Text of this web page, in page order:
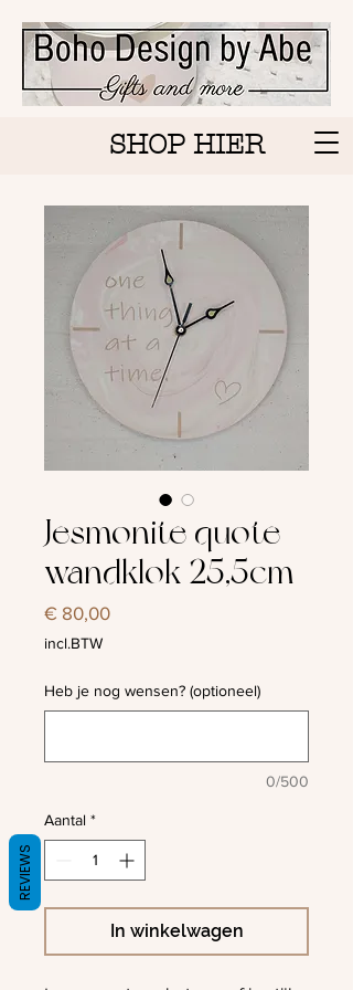
SHOP HIER
Jesmonite quote
wandklok 25,5cm
€ 80,00Prijs
incl.BTW
Heb je nog wensen? (optioneel)
0/500
Aantal *
In winkelwagen
REVIEWS